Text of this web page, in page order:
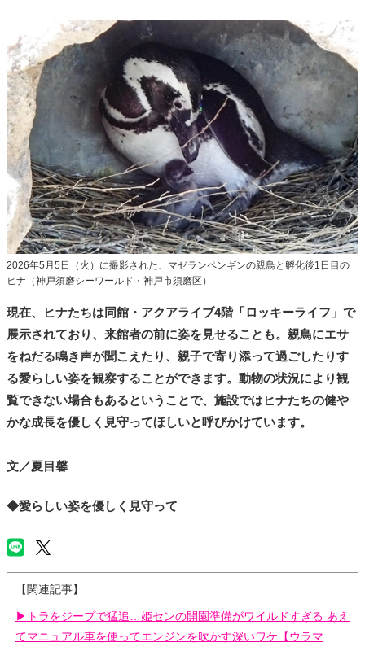
2026年5月5日（火）に撮影された、マゼランペンギンの親鳥と孵化後1日目の
ヒナ（神戸須磨シーワールド・神戸市須磨区）
現在、ヒナたちは同館・アクアライブ4階「ロッキーライフ」で
展示されており、来館者の前に姿を見せることも。親鳥にエサ
をねだる鳴き声が聞こえたり、親子で寄り添って過ごしたりす
る愛らしい姿を観察することができます。動物の状況により観
覧できない場合もあるということで、施設ではヒナたちの健や
かな成長を優しく見守ってほしいと呼びかけています。
文／夏目馨
◆愛らしい姿を優しく見守って
【関連記事】
▶トラをジープで猛追…姫センの開園準備がワイルドすぎる あえ
てマニュアル車を使ってエンジンを吹かす深いワケ【ウラマ